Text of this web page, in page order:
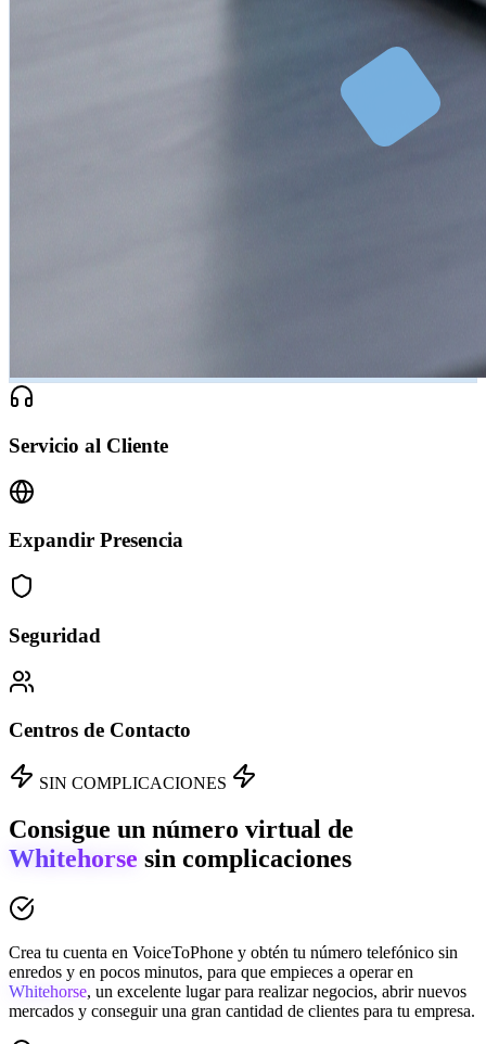
Servicio al Cliente
Expandir Presencia
Seguridad
Centros de Contacto
SIN COMPLICACIONES
Consigue un número virtual de
Whitehorse sin complicaciones
Crea tu cuenta en VoiceToPhone y obtén tu número telefónico sin
enredos y en pocos minutos, para que empieces a operar en
Whitehorse, un excelente lugar para realizar negocios, abrir nuevos
mercados y conseguir una gran cantidad de clientes para tu empresa.